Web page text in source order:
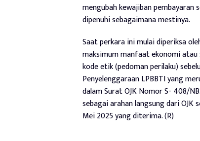
mengubah kewajiban
dipenuhi sebagaimana mestinya.
Saat perkara ini mulai diperiksa
maksimum manfaat ekonomi atau
kode etik (pedoman perilaku)
Penyelenggaraan LPBBTI yang
dalam Surat OJK Nomor S- 408/
sebagai arahan langsung dari OJK
Mei 2025 yang diterima. (R)